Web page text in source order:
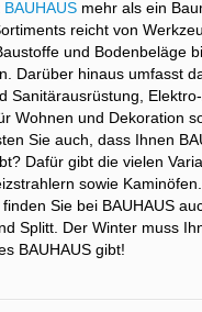
BAUHAUS mehr als ein
reicht von
und Bodenbeläge
Darüber hinaus umfasst
Sanitärausrüstung,
Wohnen und Dekoration
Sie auch, dass Ihnen
Dafür gibt die vielen
sowie Kaminöfen.
Sie bei BAUHAUS
Splitt. Der Winter muss
BAUHAUS gibt!